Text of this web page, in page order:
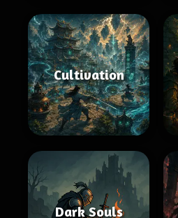
Cultivation
Dark Souls